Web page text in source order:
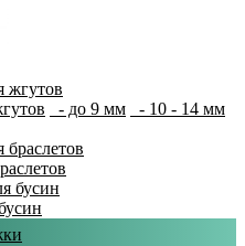
- до 9 мм
- 10 - 14 мм